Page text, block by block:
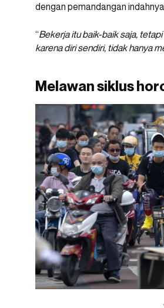
dengan pemandangan
“Bekerja itu baik-baik saja,
karena diri sendiri, tidak hanya
Melawan siklus